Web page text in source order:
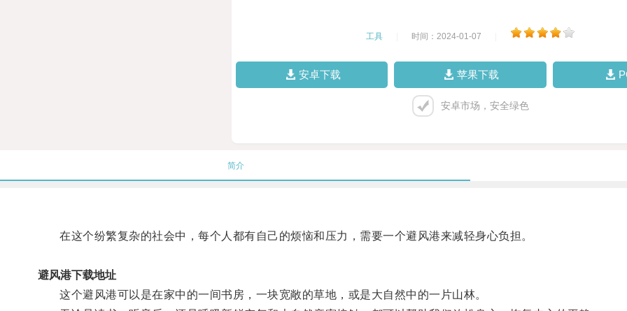
工具 时间：2024-01-07
安卓下载 苹果下载
安卓市场，安全绿色
简介
在这个纷繁复杂的社会中，每个人都有自己的烦恼和压力，需要一个避风港来减轻身心负担。
避风港下载地址
这个避风港可以是在家中的一间书房，一块宽敞的草地，或是大自然中的一片山林。